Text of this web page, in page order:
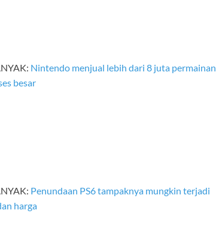
Nintendo menjual lebih dari 8 juta permainan
besar
Penundaan PS6 tampaknya mungkin terjadi
harga